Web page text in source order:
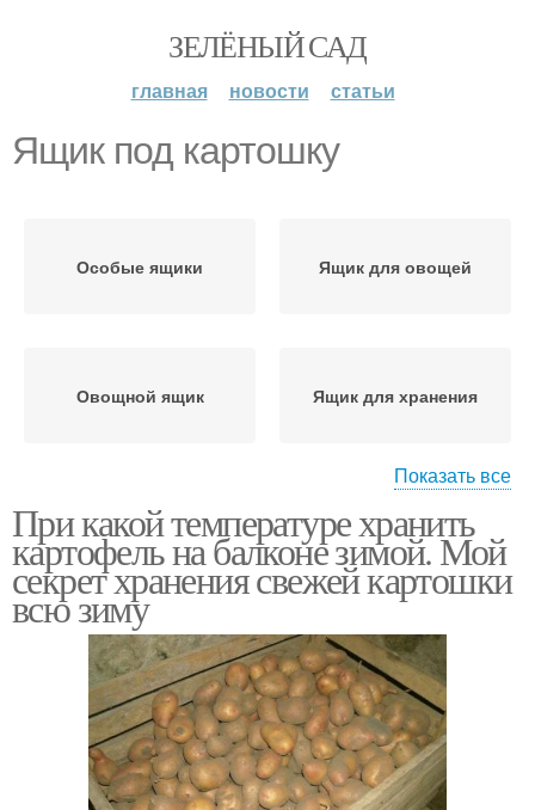
ЗЕЛЁНЫЙ САД
главная новости статьи
Ящик под картошку
Особые ящики Ящик для овощей
Овощной ящик Ящик для хранения
Ящик для картошки Деревянные ящики
Ящики для хранения Ящик для картофеля
Ящик с картофелем Кухонные ящики
Показать все
При какой температуре хранить
картофель на балконе зимой. Мой
секрет хранения свежей картошки
всю зиму